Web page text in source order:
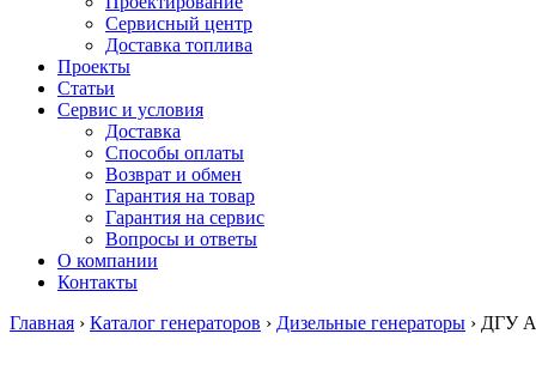
Сервисный центр
Доставка топлива
Проекты
Статьи
Сервис и условия
Доставка
Способы оплаты
Возврат и обмен
Гарантия на товар
Гарантия на сервис
Вопросы и ответы
О компании
Контакты
Главная › Каталог генераторов › Дизельные генераторы › ДГУ